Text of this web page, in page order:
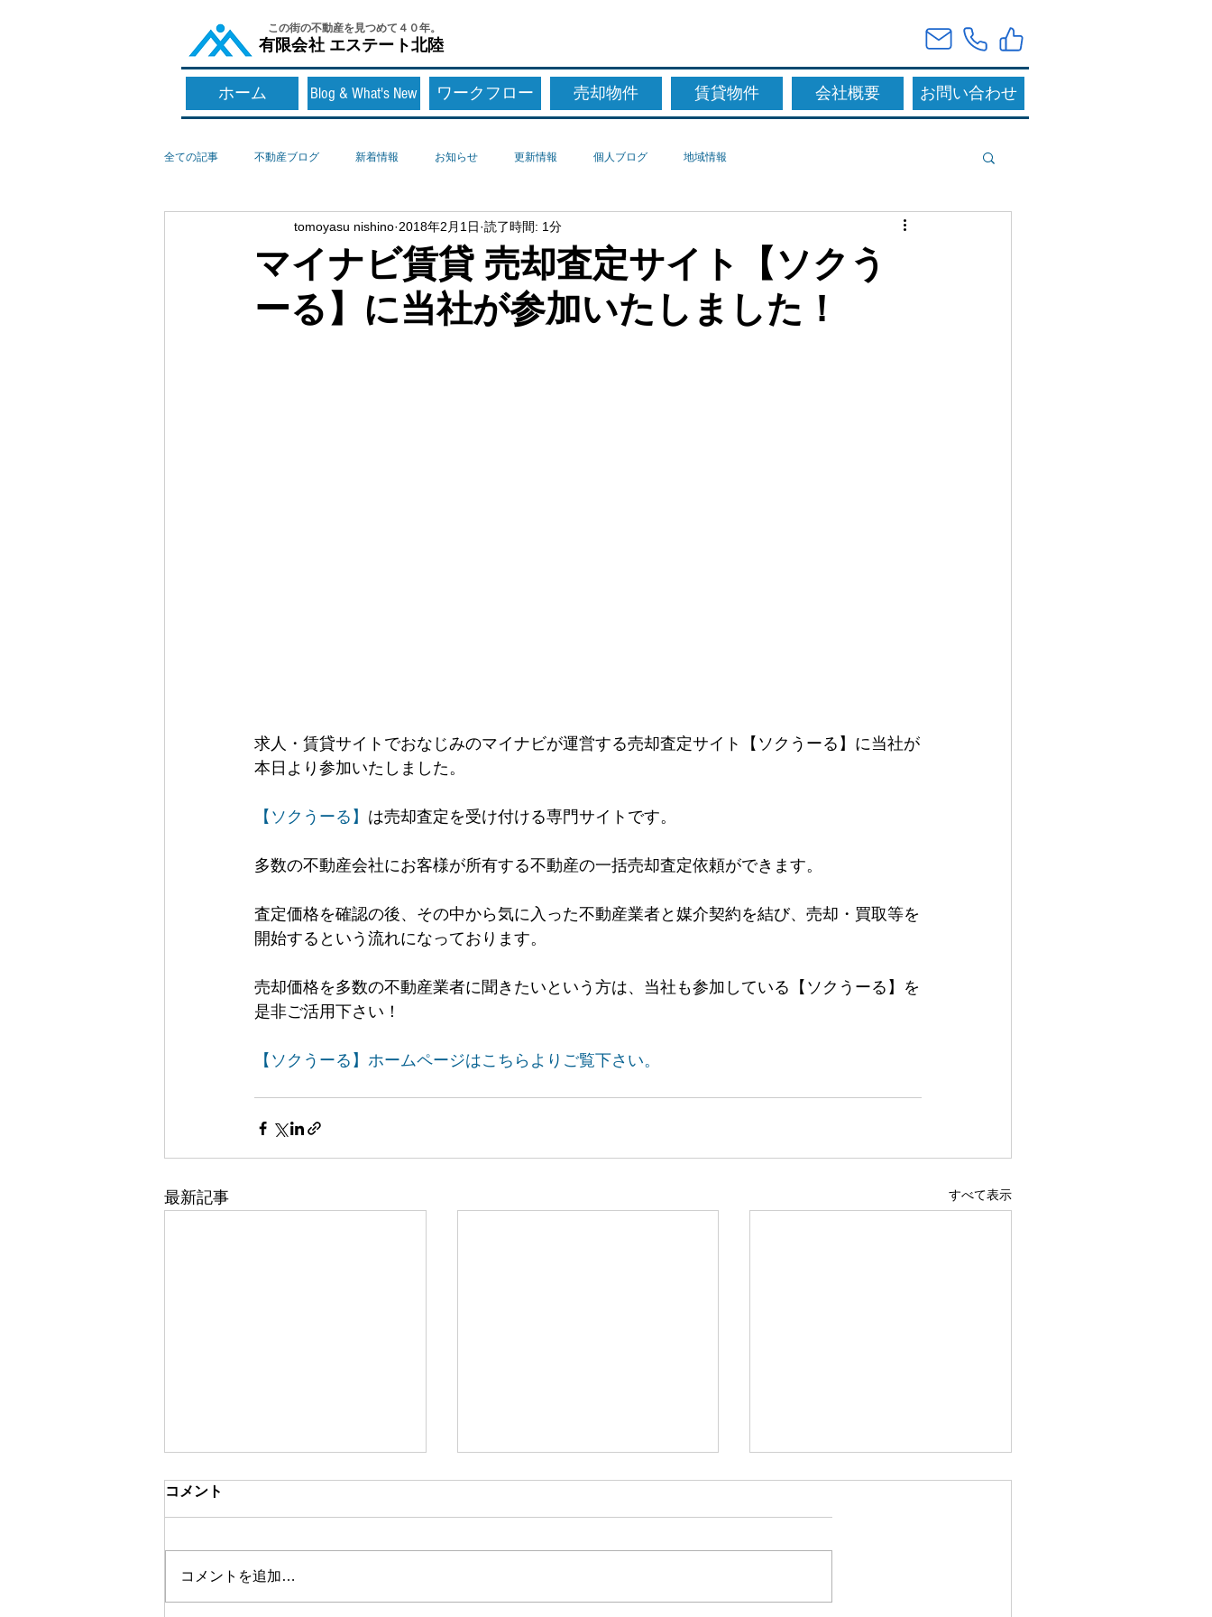
​この街の不動産を見つめて４０年。
​有限会社 エステート北陸
全ての記事 不動産ブログ 新着情報 お知らせ 更新情報 個人ブログ 地域情報
マイナビ賃貸 売却査定サイト【ソクう
ーる】に当社が参加いたしました！
tomoyasu nishino 2018年2月1日 読了時間: 1分
求人・賃貸サイトでおなじみのマイナビが運営する売却査定サイト【ソクうーる】に当社が
本日より参加いたしました。
【ソクうーる】 は売却査定を受け付ける専門サイトです。
多数の不動産会社にお客様が所有する不動産の一括売却査定依頼ができます。
査定価格を確認の後、その中から気に入った不動産業者と媒介契約を結び、売却・買取等を
開始するという流れになっております。
売却価格を多数の不動産業者に聞きたいという方は、当社も参加している【ソクうーる】を
是非ご活用下さい！
【ソクうーる】ホームページはこちらよりご覧下さい。
最新記事 すべて表示
コメント
コメントを追加…
ホーム Blog & What's New ワークフロー 売却物件 賃貸物件 会社概要 お問い合わせ